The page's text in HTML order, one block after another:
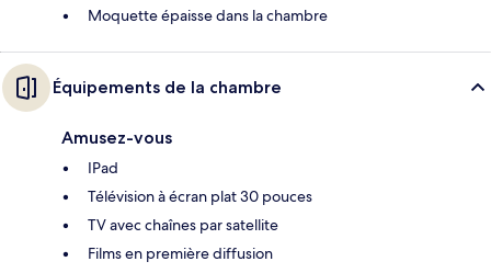
Moquette épaisse dans la chambre
Équipements de la chambre
Amusez-vous
IPad
Télévision à écran plat 30 pouces
TV avec chaînes par satellite
Films en première diffusion